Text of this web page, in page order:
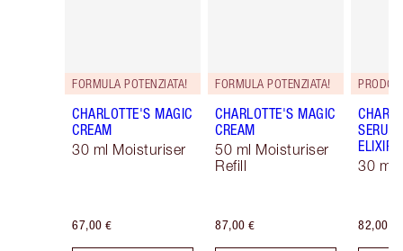
FORMULA POTENZIATA!
CHARLOTTE'S MAGIC
CREAM
30 ml Moisturiser
67,00 €
FORMULA POTENZIATA!
CHARLOTTE'S MAGIC
CREAM
50 ml Moisturiser
Refill
87,00 €
SERUM
ELIXIR
30 ml
82,00 €